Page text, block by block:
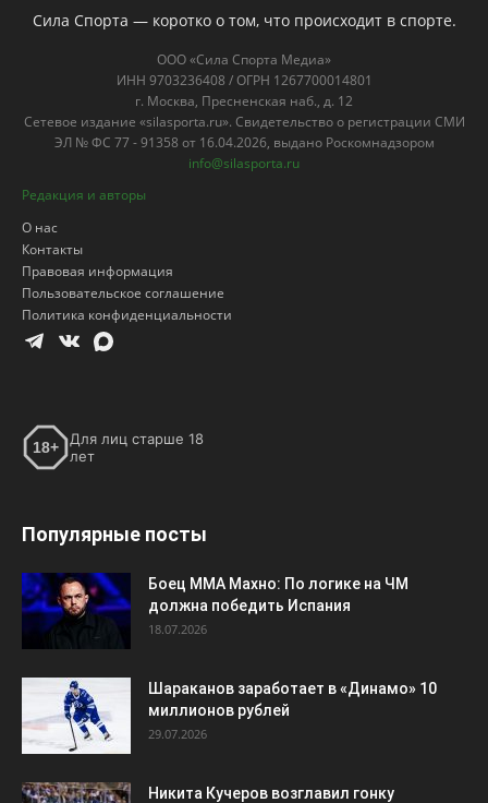
Сила Спорта — коротко о том, что происходит в спорте.
ООО «Сила Спорта Медиа»
ИНН 9703236408 / ОГРН 1267700014801
г. Москва, Пресненская наб., д. 12
Сетевое издание «silasporta.ru». Свидетельство о регистрации СМИ
ЭЛ № ФС 77 - 91358 от 16.04.2026, выдано Роскомнадзором
info@silasporta.ru
Редакция и авторы
О нас
Контакты
Правовая информация
Пользовательское соглашение
Политика конфиденциальности
18+
Для лиц старше 18
лет
Популярные посты
Боец ММА Махно: По логике на ЧМ
должна победить Испания
18.07.2026
Шараканов заработает в «Динамо» 10
миллионов рублей
29.07.2026
Никита Кучеров возглавил гонку